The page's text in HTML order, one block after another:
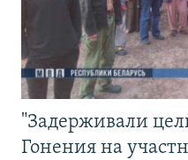
"Задерживали
Гонения на